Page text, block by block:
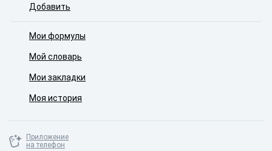
Добавить
Мои формулы
Мой словарь
Мои закладки
Моя история
Приложение
на телефон